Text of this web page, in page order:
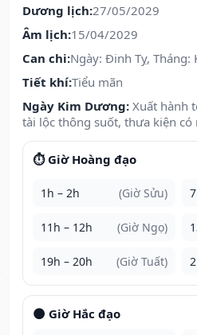
Dương lịch:27/05/2029
Âm lịch:15/04/2029
Can chi:Ngày: Đinh Tỵ, Tháng:
Tiết khí:Tiểu mãn
Ngày Kim Dương: Xuất hành
tài lộc thông suốt, thưa kiện có
⏱️ Giờ Hoàng đạo
1h – 2h (Giờ Sửu)
11h – 12h (Giờ Ngọ)
19h – 20h (Giờ Tuất)
🌑 Giờ Hắc đạo